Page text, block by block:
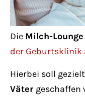
24h /
Mon - Fri
Die Milch-Lounge
der Geburtsklinik
Hierbei soll
Väter geschaffen